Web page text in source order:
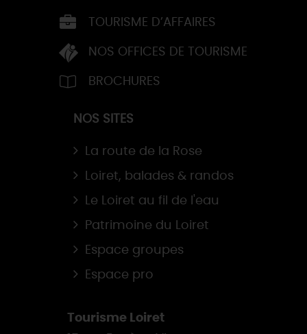
TOURISME D’AFFAIRES
NOS OFFICES DE TOURISME
BROCHURES
NOS SITES
La route de la Rose
Loiret, balades & randos
Le Loiret au fil de l'eau
Patrimoine du Loiret
Espace groupes
Espace pro
Tourisme Loiret